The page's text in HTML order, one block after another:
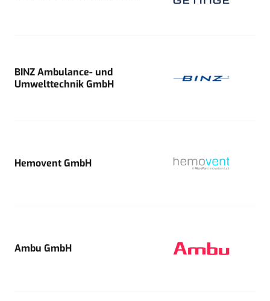
BINZ Ambulance- und
Umwelttechnik GmbH
Hemovent GmbH
Ambu GmbH